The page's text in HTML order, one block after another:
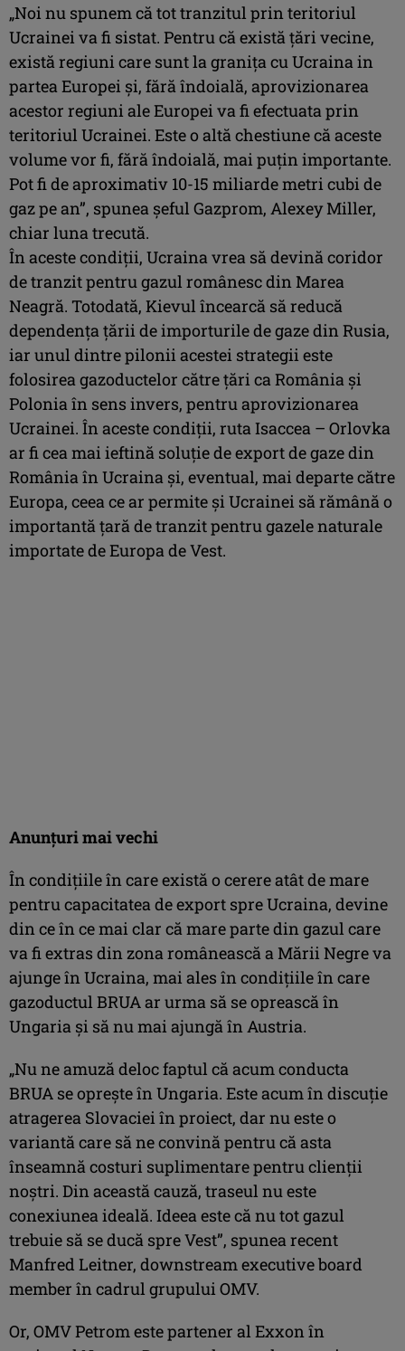
„Noi nu spunem că tot tranzitul prin teritoriul
Ucrainei va fi sistat. Pentru că există țări vecine,
există regiuni care sunt la granița cu Ucraina in
partea Europei și, fără îndoială, aprovizionarea
acestor regiuni ale Europei va fi efectuata prin
teritoriul Ucrainei. Este o altă chestiune că aceste
volume vor fi, fără îndoială, mai puțin importante.
Pot fi de aproximativ 10-15 miliarde metri cubi de
gaz pe an”, spunea şeful Gazprom, Alexey Miller,
chiar luna trecută.
În aceste condiţii, Ucraina vrea să devină coridor
de tranzit pentru gazul românesc din Marea
Neagră. Totodată, Kievul încearcă să reducă
dependenţa ţării de importurile de gaze din Rusia,
iar unul dintre pilonii acestei strategii este
folosirea gazoductelor către ţări ca România şi
Polonia în sens invers, pentru aprovizionarea
Ucrainei. În aceste condiţii, ruta Isaccea – Orlovka
ar fi cea mai ieftină soluţie de export de gaze din
România în Ucraina şi, eventual, mai departe către
Europa, ceea ce ar permite şi Ucrainei să rămână o
importantă ţară de tranzit pentru gazele naturale
importate de Europa de Vest.
Anunţuri mai vechi
În condiţiile în care există o cerere atât de mare
pentru capacitatea de export spre Ucraina, devine
din ce în ce mai clar că mare parte din gazul care
va fi extras din zona românească a Mării Negre va
ajunge în Ucraina, mai ales în condiţiile în care
gazoductul BRUA ar urma să se oprească în
Ungaria şi să nu mai ajungă în Austria.
„Nu ne amuză deloc faptul că acum conducta
BRUA se opreşte în Ungaria. Este acum în discuţie
atragerea Slovaciei în proiect, dar nu este o
variantă care să ne convină pentru că asta
înseamnă costuri suplimentare pentru clienţii
noştri. Din această cauză, traseul nu este
conexiunea ideală. Ideea este că nu tot gazul
trebuie să se ducă spre Vest”, spunea recent
Manfred Leitner, downstream executive board
member în cadrul grupului OMV.
Or, OMV Petrom este partener al Exxon în